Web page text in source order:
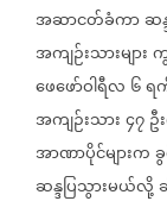
အဆာငတ်ခံကာဆ
အကျဉ်းသားများ
ဖေဖော်ဝါရီလ ၆ရ
အကျဉ်းသား၄၇ဦ
အာဏာပိုင်များက
ဆန္ဒပြသွားမယ်လို့